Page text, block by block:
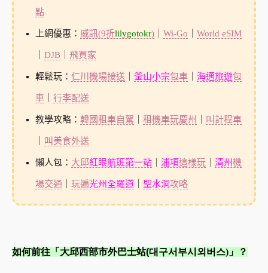
點
上網優惠： 威訊(9折lilygotokr)｜ Wi-Go World eSIM
DJB｜ 飛買家
輕鬆玩： 仁川機場接送 釜山小宗包車｜ 海邁旅遊包
車｜ 行李配送
教學攻略： 韓國租車自駕 租機車玩慶州 叫計程車
叫美食外送
懶人包： 大邱紅眼航班第一站｜ 浦項這樣玩｜ 清州機
場交通 玩遍光州全羅道｜ 聖水洞攻略
如何前往「大邱西部市外巴士站(대구서부시외버스)」？